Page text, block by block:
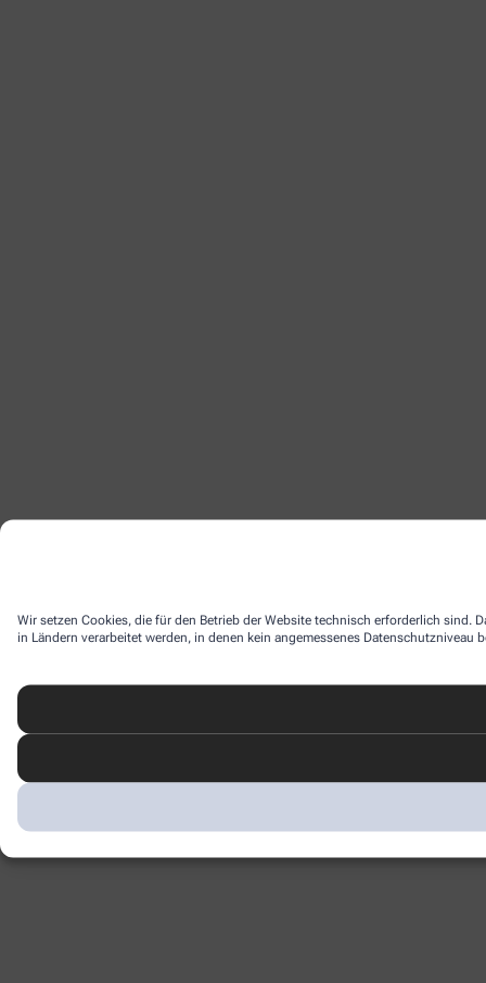
Wir setzen Cookies, die für den Betrieb der Website technisch erforderlich sind.
in Ländern verarbeitet werden, in denen kein angemessenes